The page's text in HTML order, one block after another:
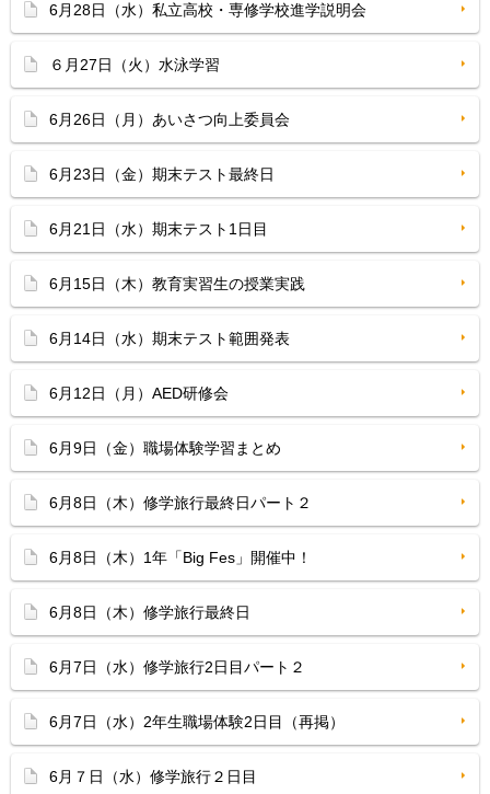
6月28日（水）私立高校・専修学校進学説明会
６月27日（火）水泳学習
6月26日（月）あいさつ向上委員会
6月23日（金）期末テスト最終日
6月21日（水）期末テスト1日目
6月15日（木）教育実習生の授業実践
6月14日（水）期末テスト範囲発表
6月12日（月）AED研修会
6月9日（金）職場体験学習まとめ
6月8日（木）修学旅行最終日パート２
6月8日（木）1年「Big Fes」開催中！
6月8日（木）修学旅行最終日
6月7日（水）修学旅行2日目パート２
6月7日（水）2年生職場体験2日目（再掲）
6月７日（水）修学旅行２日目